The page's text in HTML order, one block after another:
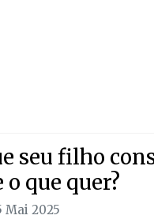
seu filho
que quer?
Mai 2025